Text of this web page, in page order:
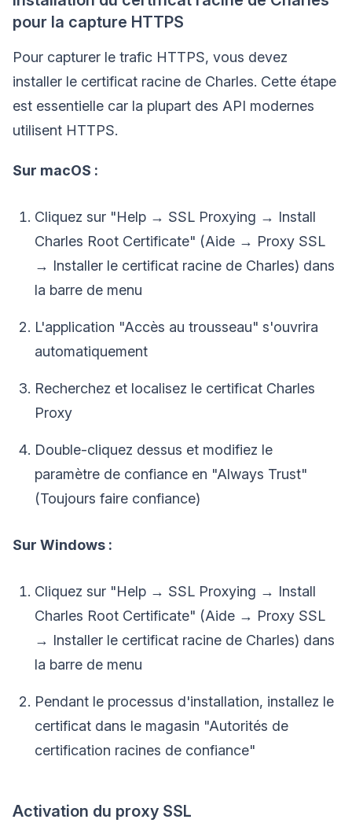
pour la capture HTTPS
Pour capturer le trafic HTTPS, vous devez
installer le certificat racine de Charles. Cette étape
est essentielle car la plupart des API modernes
utilisent HTTPS.
Sur macOS :
Cliquez sur "Help → SSL Proxying → Install
Charles Root Certificate" (Aide → Proxy SSL
→ Installer le certificat racine de Charles) dans
la barre de menu
L'application "Accès au trousseau" s'ouvrira
automatiquement
Recherchez et localisez le certificat Charles
Proxy
Double-cliquez dessus et modifiez le
paramètre de confiance en "Always Trust"
(Toujours faire confiance)
Sur Windows :
Cliquez sur "Help → SSL Proxying → Install
Charles Root Certificate" (Aide → Proxy SSL
→ Installer le certificat racine de Charles) dans
la barre de menu
Pendant le processus d'installation, installez le
certificat dans le magasin "Autorités de
certification racines de confiance"
Activation du proxy SSL